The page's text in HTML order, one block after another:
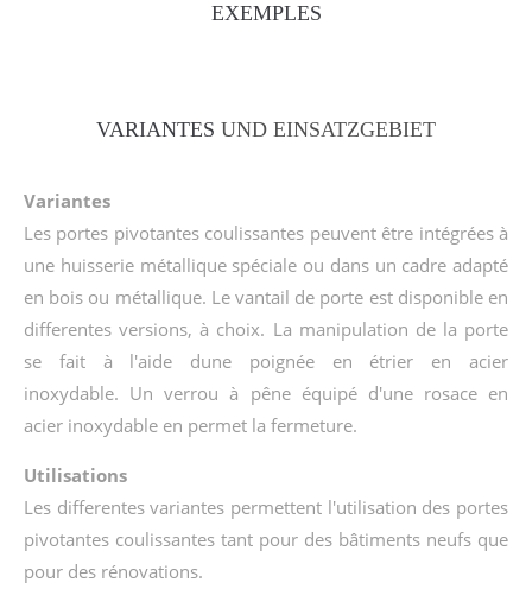
EXEMPLES
VARIANTES UND EINSATZGEBIET
Variantes
Les portes pivotantes coulissantes peuvent être intégrées à
une huisserie métallique spéciale ou dans un cadre adapté
en bois ou métallique. Le vantail de porte est disponible en
differentes versions, à choix. La manipulation de la porte
se fait à l'aide dune poignée en étrier en acier
inoxydable. Un verrou à pêne équipé d'une rosace en
acier inoxydable en permet la fermeture.
Utilisations
Les differentes variantes permettent l'utilisation des portes
pivotantes coulissantes tant pour des bâtiments neufs que
pour des rénovations.